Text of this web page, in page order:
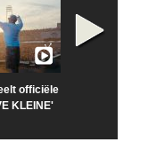
officiële
KLEINE'